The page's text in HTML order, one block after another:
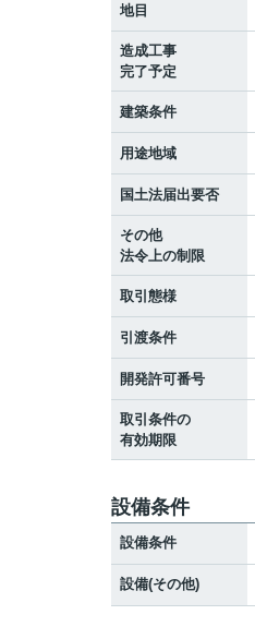
地目
造成工事
完了予定
建築条件
用途地域
国土法届出要否
その他
法令上の制限
取引態様
引渡条件
開発許可番号
取引条件の
有効期限
設備条件
設備条件
設備(その他)